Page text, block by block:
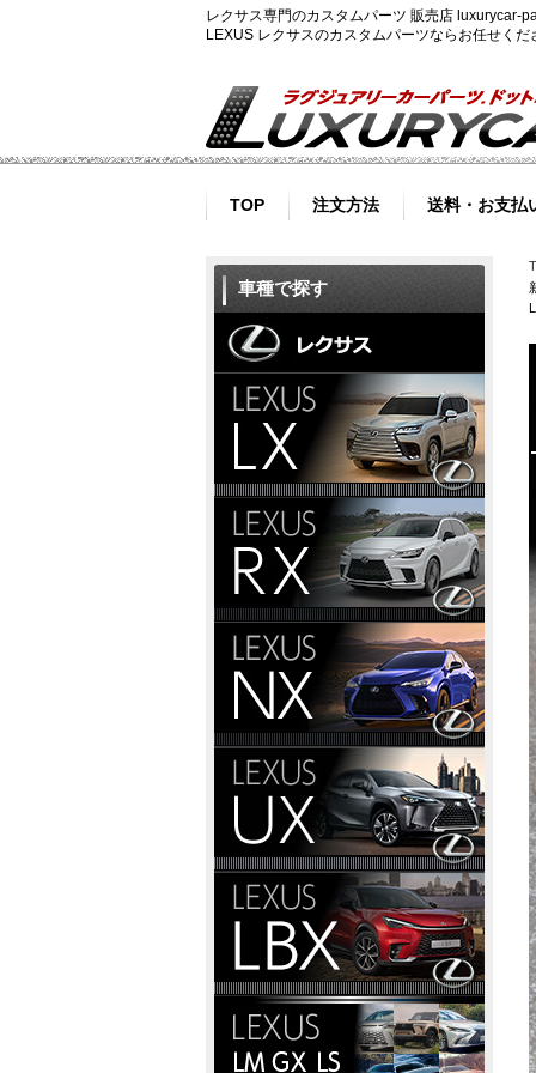
レクサス専門のカスタムパーツ 販売店 luxurycar-
LEXUS レクサスのカスタムパーツならお任せく
TOP 注文方法 送料・お支払
車種で探す